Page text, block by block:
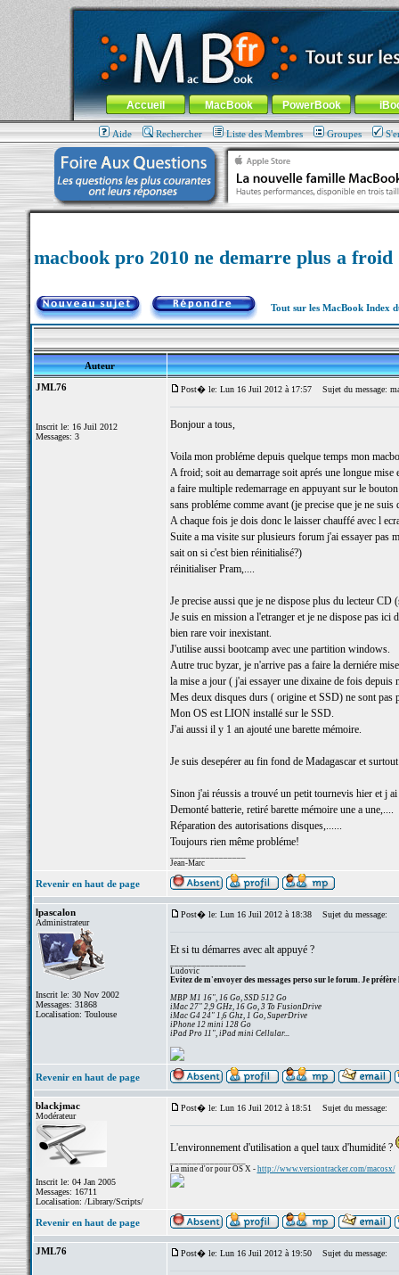
MacBook-fr.com : 100% Apple... 100% nomade !
Aller au contenu-Aller au menu général-Aller au menu de
Menu général
Accueil MacBook PowerBook
Aide Rechercher Liste des Membres Groupes
macbook pro 2010 ne demarre plus a froid
Tout sur les MacBook Index
Auteur
JML76
Inscrit le: 16 Juil 2012
Messages: 3
Post� le: Lun 16 Juil 2012 à 17:57 Sujet du message:
Bonjour a tous,
Voila mon probléme depuis quelque temps mon
A froid; soit au demarrage soit aprés une longue
a faire multiple redemarrage en appuyant sur le
sans probléme comme avant (je precise que je ne
A chaque fois je dois donc le laisser chauffé avec l
Suite a ma visite sur plusieurs forum j'ai essayer pas
sait on si c'est bien réinitialisé?)
réinitialiser Pram,....
Je precise aussi que je ne dispose plus du lecteur
Je suis en mission a l'etranger et je ne dispose pas ici
bien rare voir inexistant.
J'utilise aussi bootcamp avec une partition windows.
Autre truc byzar, je n'arrive pas a faire la derniére
la mise a jour ( j'ai essayer une dixaine de fois depuis
Mes deux disques durs ( origine et SSD) ne sont pas
Mon OS est LION installé sur le SSD.
J'ai aussi il y 1 an ajouté une barette mémoire.
Je suis desepérer au fin fond de Madagascar et
Sinon j'ai réussis a trouvé un petit tournevis hier et j
Demonté batterie, retiré barette mémoire une a une,....
Réparation des autorisations disques,......
Toujours rien même probléme!
Jean-Marc
Revenir en haut de page
lpascalon
Administrateur
Inscrit le: 30 Nov 2002
Messages: 31868
Localisation: Toulouse
Post� le: Lun 16 Juil 2012 à 18:38 Sujet du message:
Et si tu démarres avec alt appuyé ?
Ludovic
Evitez de m'envoyer des messages perso sur le forum. Je préfère
MBP M1 16", 16 Go, SSD 512 Go
iMac 27" 2,9 GHz, 16 Go, 3 To FusionDrive
iMac G4 24" 1,6 Ghz, 1 Go, SuperDrive
iPhone 12 mini 128 Go
iPad Pro 11", iPad mini Cellular...
Revenir en haut de page
blackjmac
Modérateur
Inscrit le: 04 Jan 2005
Messages: 16711
Localisation: /Library/Scripts/
Post� le: Lun 16 Juil 2012 à 18:51 Sujet du message:
L'environnement d'utilisation a quel taux d'humidité ?
La mine d'or pour OS X - http://www.versiontracker.com/macosx/
Revenir en haut de page
JML76 Post� le: Lun 16 Juil 2012 à 19:50 Sujet du message: